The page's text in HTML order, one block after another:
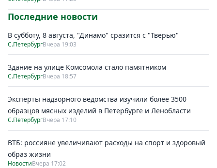
Последние новости
В субботу, 8 августа, "Динамо" сразится с "Тверью"
С.ПетербургВчера 19:03
Здание на улице Комсомола стало памятником
С.ПетербургВчера 18:57
Эксперты надзорного ведомства изучили более 3500
образцов мясных изделий в Петербурге и Ленобласти
С.ПетербургВчера 17:10
ВТБ: россияне увеличивают расходы на спорт и здоровый
образ жизни
НовостиВчера 17:02